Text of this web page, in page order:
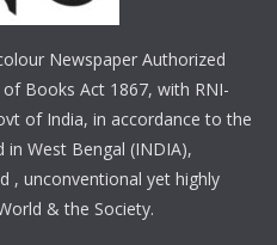
Newspaper Authorized
Books Act 1867, with RNI-
of India, in accordance to the
West Bengal (INDIA),
, unconventional yet highly
& the Society.